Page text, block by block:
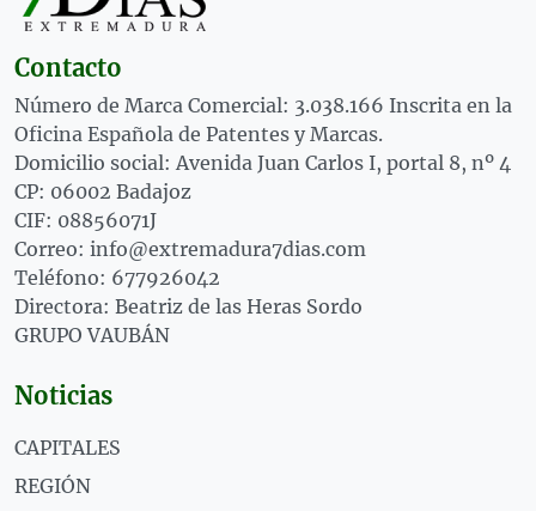
Contacto
Número de Marca Comercial: 3.038.166 Inscrita en la
Oficina Española de Patentes y Marcas.
Domicilio social: Avenida Juan Carlos I, portal 8, nº 4
CP: 06002 Badajoz
CIF: 08856071J
Correo: info@extremadura7dias.com
Teléfono: 677926042
Directora: Beatriz de las Heras Sordo
GRUPO VAUBÁN
Noticias
CAPITALES
REGIÓN